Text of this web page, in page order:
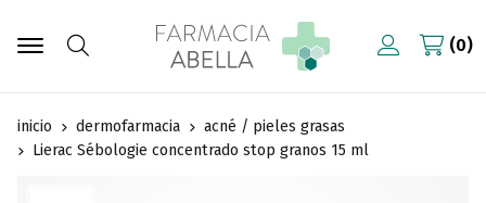
Buscar
0
inicio dermofarmacia
acné / pieles grasas
Lierac Sébologie concentrado stop granos 15 ml